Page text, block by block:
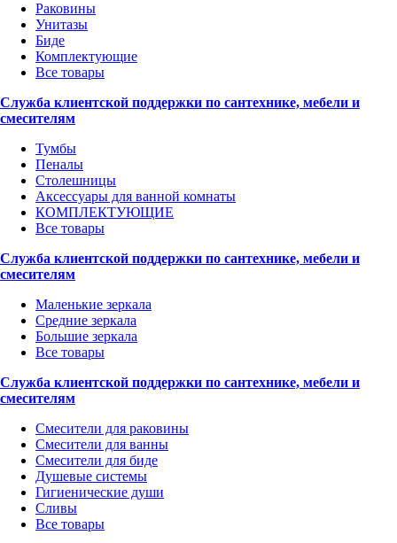
Раковины
Унитазы
Биде
Комплектующие
Все товары
Служба клиентской поддержки по сантехнике, мебели и
смесителям
Тумбы
Пеналы
Столешницы
Аксессуары для ванной комнаты
КОМПЛЕКТУЮЩИЕ
Все товары
Служба клиентской поддержки по сантехнике, мебели и
смесителям
Маленькие зеркала
Средние зеркала
Большие зеркала
Все товары
Служба клиентской поддержки по сантехнике, мебели и
смесителям
Смесители для раковины
Смесители для ванны
Смесители для биде
Душевые системы
Гигиенические души
Сливы
Все товары